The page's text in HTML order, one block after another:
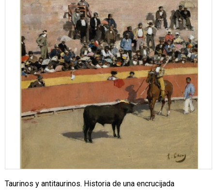
Taurinos y antitaurinos. Historia de una encrucijada